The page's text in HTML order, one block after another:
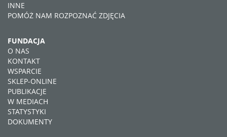
INNE
POMÓŻ NAM ROZPOZNAĆ ZDJĘCIA
FUNDACJA
O NAS
KONTAKT
WSPARCIE
SKLEP-ONLINE
PUBLIKACJE
W MEDIACH
STATYSTYKI
DOKUMENTY